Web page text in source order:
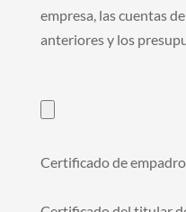
empresa, las cuentas
anteriores y los
Certificado de